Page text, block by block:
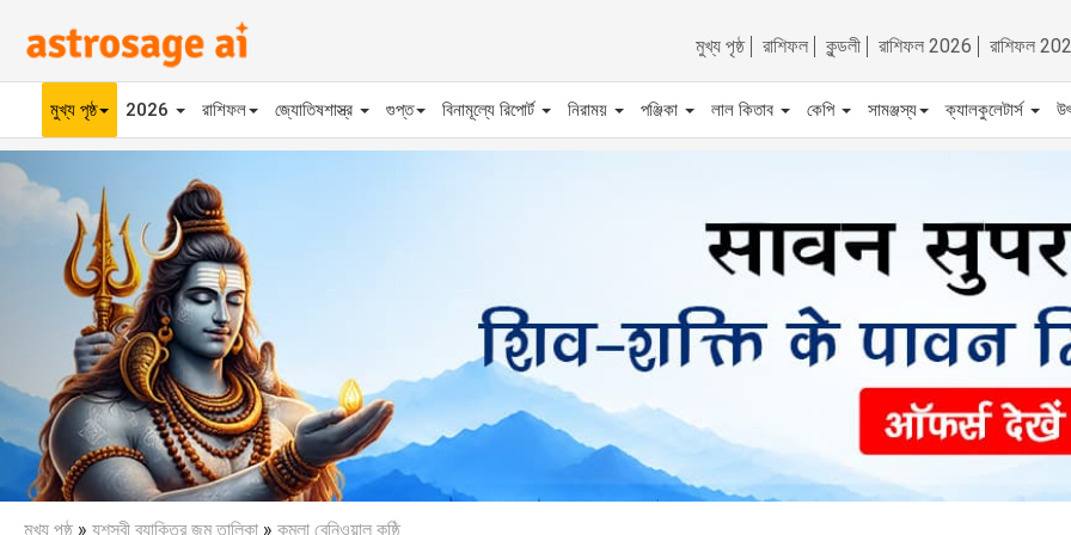
মুখ্য পৃষ্ঠ রাশিফল কুন্ডলী রাশিফল 2026 রাশিফল
মুখ্য পৃষ্ঠ 2026 রাশিফল জ্যোতিষশাস্ত্র গুপ্ত বিনামূল্যে রিপোর্ট নিরাময় পঞ্জিকা লাল কিতাব কেপি সামঞ্জস্য ক্যালকুলেটার্স
Previous
মুখ্য পৃষ্ঠ » যশস্বী ব্যাক্তির জন্ম তালিকা » কমলা বেনিওয়াল কুষ্ঠি